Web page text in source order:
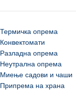
Термичка опрема
Конвектомати
Разладна опрема
Неутрална опрема
Миење садови и чаши
Припрема на храна